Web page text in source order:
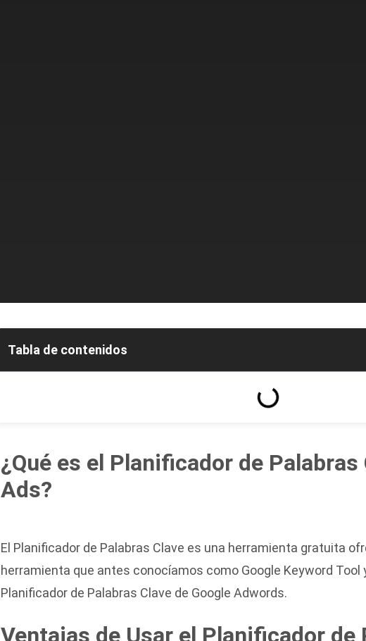
Tabla de contenidos
¿Qué es el Planificador de Palabras
Ads?
El Planificador de Palabras Clave es una herramienta gratuita
herramienta que antes conocíamos como Google Keyword Tool
Planificador de Palabras Clave de Google Adwords.